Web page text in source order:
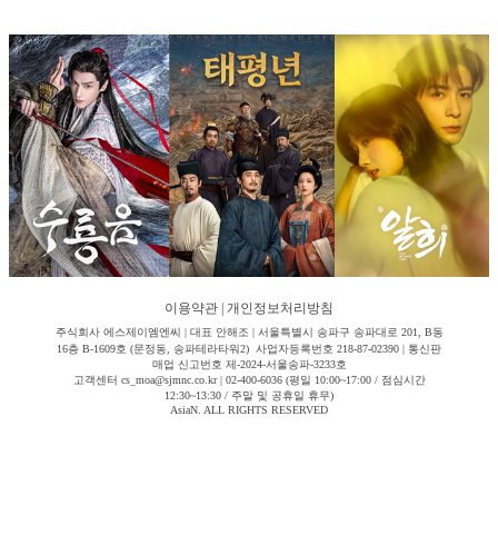
이용약관 개인정보처리방침
주식회사 에스제이엠엔씨 | 대표 안해조 | 서울특별시 송파구 송파대로 201, B동
16층 B-1609호 (문정동, 송파테라타워2) 사업자등록번호 218-87-02390 | 통신판
매업 신고번호 제-2024-서울송파-3233호
고객센터 cs_moa@sjmnc.co.kr | 02-400-6036 (평일 10:00~17:00 / 점심시간
12:30~13:30 / 주말 및 공휴일 휴무)
AsiaN. ALL RIGHTS RESERVED